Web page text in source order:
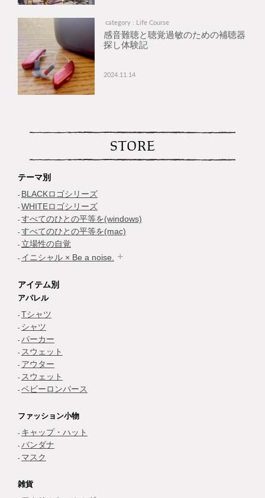
category : Life Course
感音難聴と聴覚過敏のための補聴器
探し体験記
2024.11.14
STORE
テーマ別
BLACKロゴシリーズ
WHITEロゴシリーズ
すべてのひとの平等を(windows)
すべてのひとの平等を(mac)
立場性の自覚
イニシャル × Be a noise.
アイテム別
アパレル
Tシャツ
シャツ
パーカー
スウェット
アウター
スウェット
ベビーロンパース
ファッション小物
キャップ・ハット
バンダナ
マスク
雑貨